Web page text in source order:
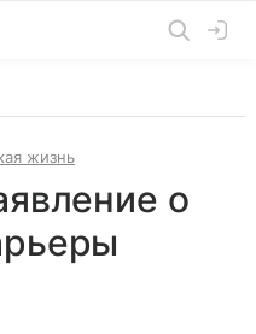
жизнь
о